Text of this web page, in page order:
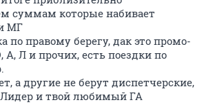
суммам которые набивает
МГ
по правому берегу, дак это промо-
Л и прочих, есть поездки по
а другие не берут диспетчерские,
Лидер и твой любимый ГА